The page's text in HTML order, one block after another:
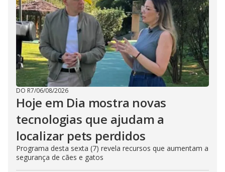
DO R7/06/08/2026
Hoje em Dia mostra novas
tecnologias que ajudam a
localizar pets perdidos
Programa desta sexta (7) revela recursos que aumentam a
segurança de cães e gatos